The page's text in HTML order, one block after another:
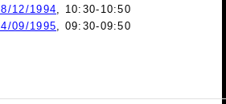
12/1994, 10:30-10:50
09/1995, 09:30-09:50